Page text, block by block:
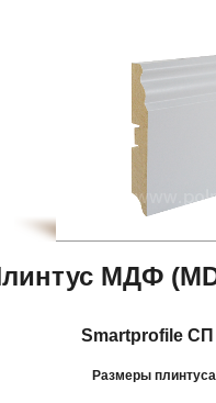
МДФ
Smartprofile СП
Размеры